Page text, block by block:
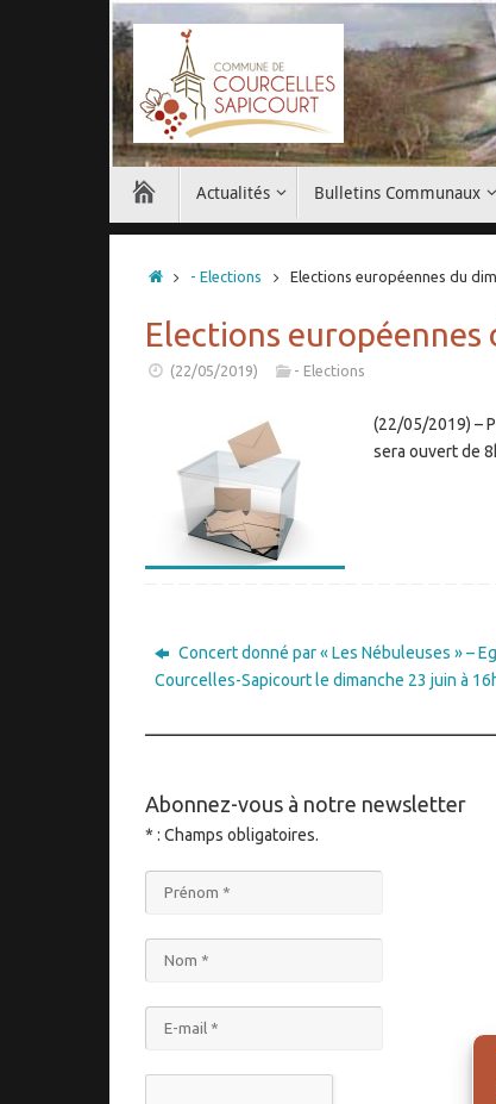
Passer
contenu
Actualités Bulletins Communaux
Accueil- Elections Elections européennes du
Elections européennes
(22/05/2019) - Elections
(22/05/2019) –
sera ouvert de
Concert donné par « Les Nébuleuses » –
Courcelles-Sapicourt le dimanche 23 juin à
Abonnez-vous à notre newsletter
* : Champs obligatoires.